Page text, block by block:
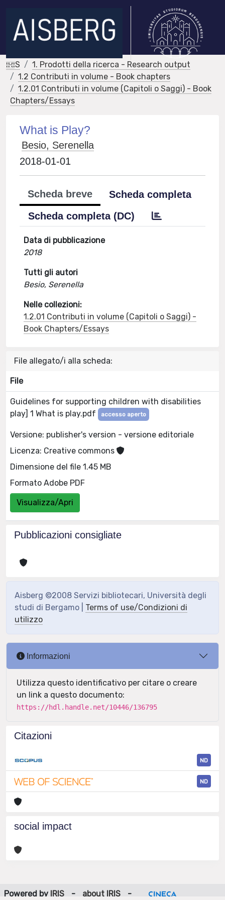
IRIS
1. Prodotti della ricerca - Research output
1.2 Contributi in volume - Book chapters
1.2.01 Contributi in volume (Capitoli o Saggi) - Book
Chapters/Essays
What is Play?
Besio, Serenella
2018-01-01
Scheda breve
Scheda completa
Scheda completa (DC)
Data di pubblicazione
2018
Tutti gli autori
Besio, Serenella
Nelle collezioni:
1.2.01 Contributi in volume (Capitoli o Saggi) -
Book Chapters/Essays
File allegato/i alla scheda:
File
Guidelines for supporting children with disabilities
play] 1 What is play.pdf
accesso aperto
Versione: publisher's version - versione editoriale
Licenza: Creative commons
Dimensione del file 1.45 MB
Formato Adobe PDF
Visualizza/Apri
Pubblicazioni consigliate
Aisberg ©2008 Servizi bibliotecari, Università degli
studi di Bergamo | Terms of use/Condizioni di
utilizzo
Informazioni
Utilizza questo identificativo per citare o creare
un link a questo documento:
https://hdl.handle.net/10446/136795
Citazioni
ND
ND
social impact
Powered by IRIS - about IRIS -